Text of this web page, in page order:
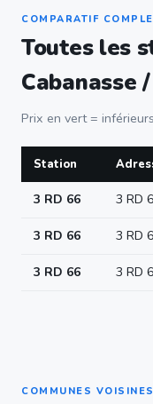
COMPARATIF
Toutes les
Cabanasse
Prix en vert =
Station
3 RD 66 3 RD
3 RD 66 3 RD
3 RD 66 3 RD
COMMUNES VOISINES